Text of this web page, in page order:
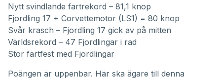
Nytt svindlande fartrekord – 81,1 knop
Fjordling 17 + Corvettemotor (LS1) = 80 knop
Svår krasch – Fjordling 17 gick av på mitten
Världsrekord – 47 Fjordlingar i rad
Stor fartfest med Fjordlingar
Poängen är uppenbar. Här ska ägare till denna